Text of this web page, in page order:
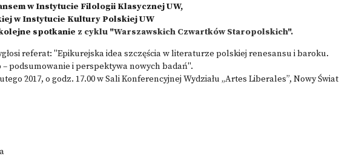
w Instytucie Filologii Klasycznej UW,
w Instytucie Kultury Polskiej UW
spotkanie z cyklu "Warszawskich Czwartków Staropolskich".
referat: "Epikurejska idea szczęścia w literaturze polskiej renesansu i baroku.
podsumowanie i perspektywa nowych badań".
2017, o godz. 17.00 w Sali Konferencyjnej Wydziału „Artes Liberales”, Nowy Świat